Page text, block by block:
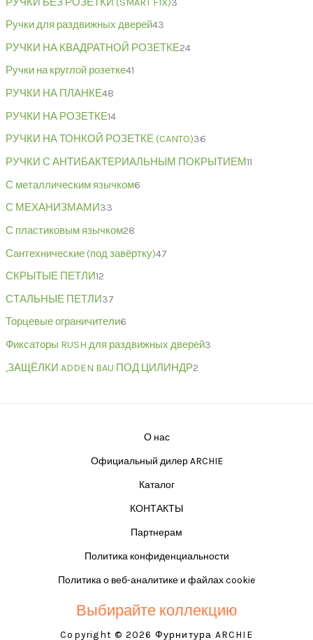
Ручки для раздвижных дверей43
РУЧКИ НА КВАДРАТНОЙ РОЗЕТКЕ24
Ручки на круглой розетке41
РУЧКИ НА ПЛАНКЕ48
РУЧКИ НА РОЗЕТКЕ14
РУЧКИ НА ТОНКОЙ РОЗЕТКЕ (CANTO)36
РУЧКИ С АНТИБАКТЕРИАЛЬНЫМ ПОКРЫТИЕМ11
С металлическим язычком6
С МЕХАНИЗМАМИ33
С пластиковым язычком28
Сантехнические (под завёртку)47
СКРЫТЫЕ ПЕТЛИ12
СТАЛЬНЫЕ ПЕТЛИ37
Торцевые ограничители6
Фиксаторы RUSH для раздвижных дверей3
,ЗАЩЁЛКИ ADDEN BAU ПОД ЦИЛИНДР2
О нас
Официальный дилер ARCHIE
Каталог
КОНТАКТЫ
Партнерам
Политика конфиденциальности
Политика о веб-аналитике и файлах cookie
Выбирайте коллекцию
Copyright © 2026 Фурнитура ARCHIE